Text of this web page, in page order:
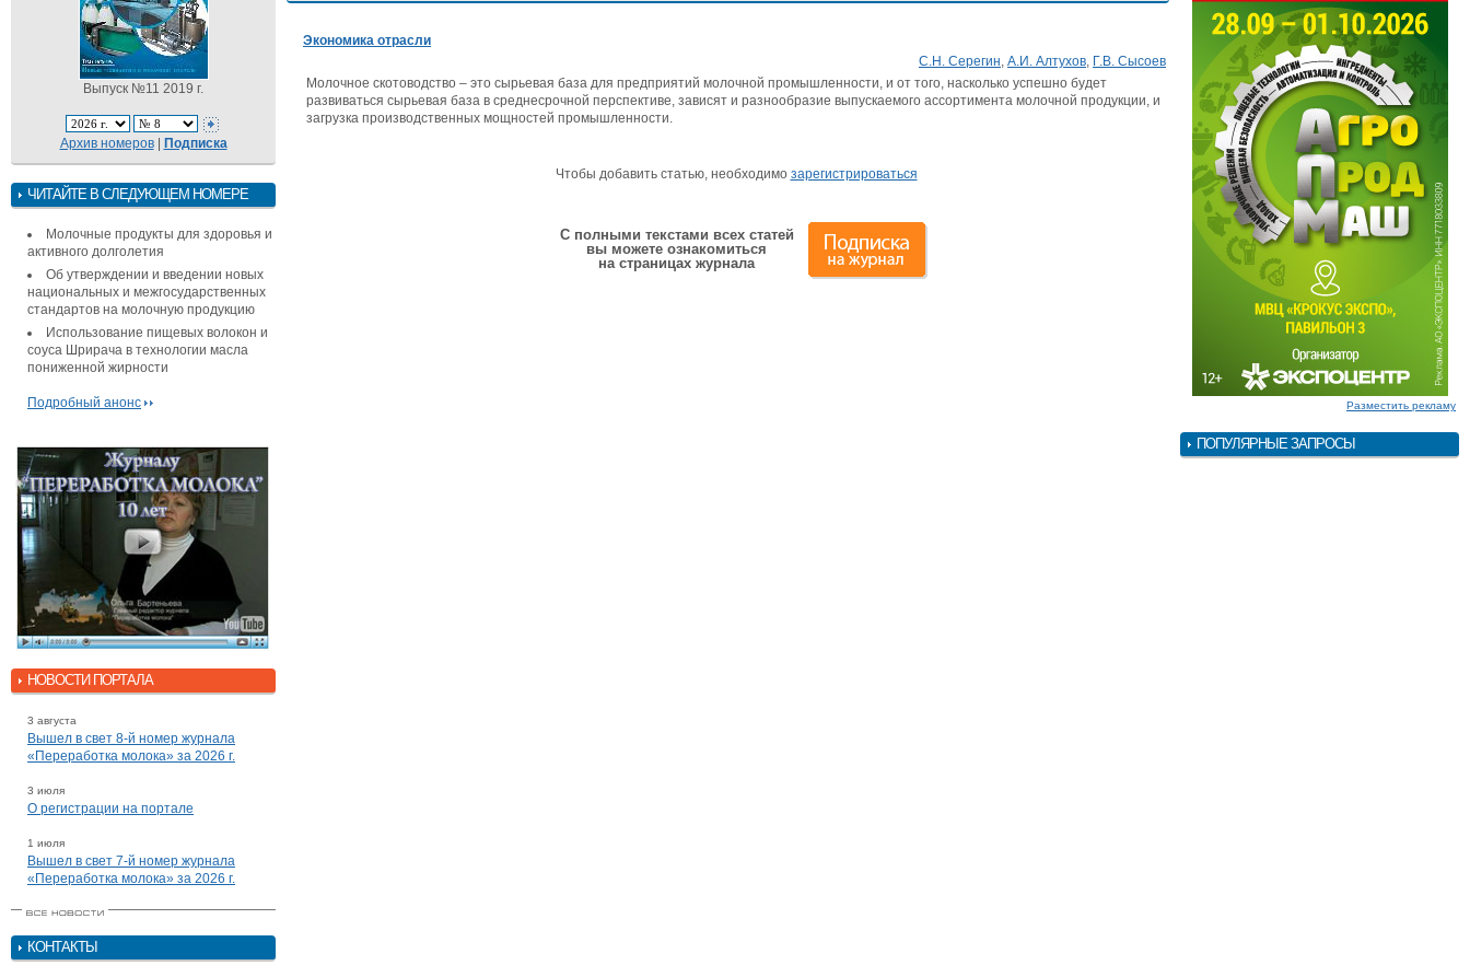
Выпуск №11 2019 г.
Архив номеров| Подписка
ЧИТАЙТЕ В СЛЕДУЮЩЕМ НОМЕРЕ
Молочные продукты для здоровья и
активного долголетия
Об утверждении и введении новых
национальных и межгосударственных
стандартов на молочную продукцию
Использование пищевых волокон и
соуса Шрирача в технологии масла
пониженной жирности
Подробный анонс
НОВОСТИ ПОРТАЛА
3 августа
Вышел в свет 8-й номер журнала
«Переработка молока» за 2026 г.
3 июля
О регистрации на портале
1 июля
Вышел в свет 7-й номер журнала
«Переработка молока» за 2026 г.
КОНТАКТЫ
Экономика отрасли
С.Н. Серегин, А.И. Алтухов, Г.В. Сысоев
Молочное скотоводство – это сырьевая база для предприятий молочной промышленности, и от того, насколько успешно будет
развиваться сырьевая база в среднесрочной перспективе, зависят и разнообразие выпускаемого ассортимента молочной продукции, и
загрузка производственных мощностей промышленности.
Чтобы добавить статью, необходимо зарегистрироваться
С полными текстами всех статей
вы можете ознакомиться
на страницах журнала
Разместить рекламу
ПОПУЛЯРНЫЕ ЗАПРОСЫ